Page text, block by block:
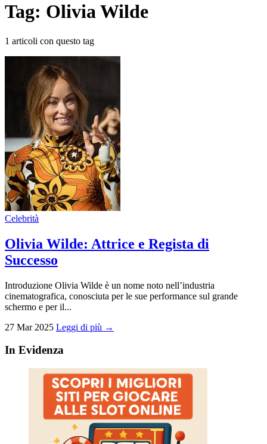
Tag: Olivia Wilde
1 articoli con questo tag
Celebrità
Olivia Wilde: Attrice e Regista di
Successo
Introduzione Olivia Wilde è un nome noto nell’industria
cinematografica, conosciuta per le sue performance sul grande
schermo e per il...
27 Mar 2025 Leggi di più →
In Evidenza